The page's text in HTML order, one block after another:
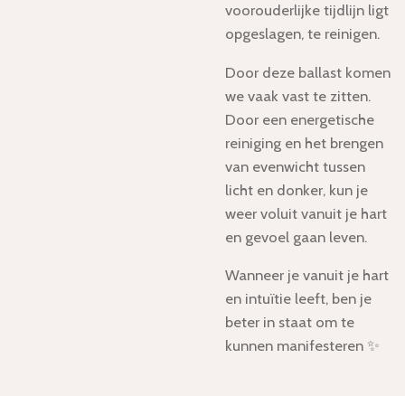
voorouderlijke tijdlijn ligt
opgeslagen, te reinigen.
Door deze ballast komen
we vaak vast te zitten.
Door een energetische
reiniging en het brengen
van evenwicht tussen
licht en donker, kun je
weer voluit vanuit je hart
en gevoel gaan leven.
Wanneer je vanuit je hart
en intuïtie leeft, ben je
beter in staat om te
kunnen manifesteren ✨